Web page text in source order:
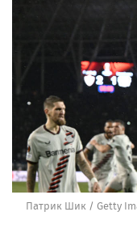
Патрик Шик / Getty